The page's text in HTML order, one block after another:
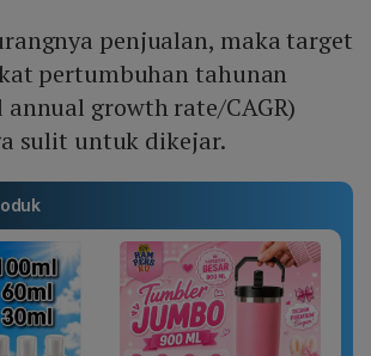
penjualan, maka target
pertumbuhan tahunan
growth rate/CAGR)
sulit untuk dikejar.